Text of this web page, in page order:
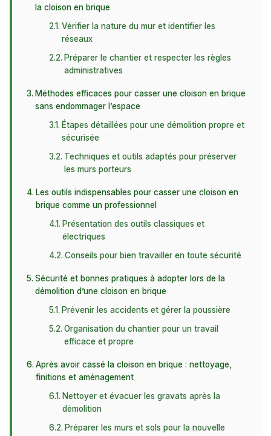
la cloison en brique
Vérifier la nature du mur et identifier les
réseaux
Préparer le chantier et respecter les règles
administratives
Méthodes efficaces pour casser une cloison en brique
sans endommager l’espace
Étapes détaillées pour une démolition propre et
sécurisée
Techniques et outils adaptés pour préserver
les murs porteurs
Les outils indispensables pour casser une cloison en
brique comme un professionnel
Présentation des outils classiques et
électriques
Conseils pour bien travailler en toute sécurité
Sécurité et bonnes pratiques à adopter lors de la
démolition d’une cloison en brique
Prévenir les accidents et gérer la poussière
Organisation du chantier pour un travail
efficace et propre
Après avoir cassé la cloison en brique : nettoyage,
finitions et aménagement
Nettoyer et évacuer les gravats après la
démolition
Préparer les murs et sols pour la nouvelle